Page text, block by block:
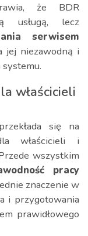
że BDR
usługą, lecz
serwisem
jej niezawodną i
właścicieli
się na
właścicieli i
wszystkim
pracy
znaczenie w
i przygotowania
prawidłowego